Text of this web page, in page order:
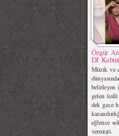
Özgür
DJ
Müzik ve
belirleyen
gelen
dek gece
eğlence
vermişti.